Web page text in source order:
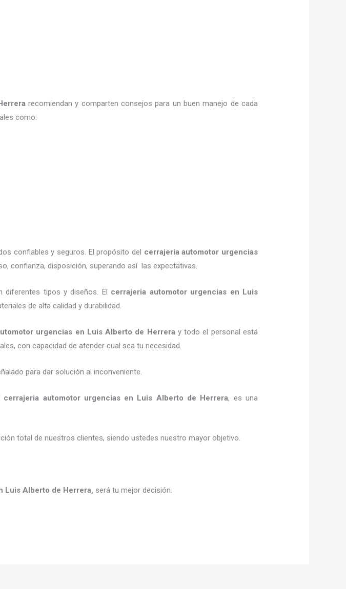
recomiendan y comparten consejos para un buen manejo de cada
como:
confiables y seguros. El propósito del cerrajeria automotor urgencias
confianza, disposición, superando así las expectativas.
diferentes tipos y diseños. El cerrajeria automotor urgencias en Luis
de alta calidad y durabilidad.
urgencias en Luis Alberto de Herrera y todo el personal está
con capacidad de atender cual sea tu necesidad.
para dar solución al inconveniente.
cerrajeria automotor urgenciasen Luis Alberto de Herrera, es una
total de nuestros clientes, siendo ustedes nuestro mayor objetivo.
Luis Alberto de Herrera, será tu mejor decisión.